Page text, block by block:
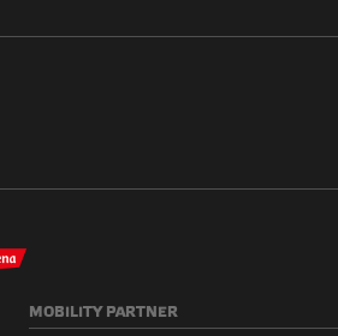
MOBILITYPARTNER